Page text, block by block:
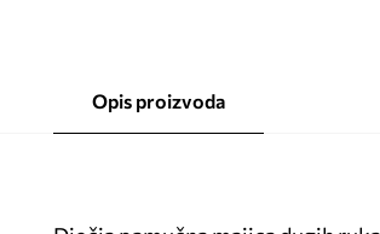
Opis proizvoda